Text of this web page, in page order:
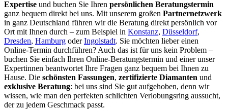
Expertise und buchen Sie Ihren persönlichen Beratungstermin
ganz bequem direkt bei uns. Mit unserem großen Partnernetzwerk
in ganz Deutschland führen wir die Beratung direkt persönlich vor
Ort mit Ihnen durch – zum Beispiel in Konstanz, Düsseldorf,
Dresden, Hamburg oderIngolstadt. Sie möchten lieber einen
Online-Termin durchführen? Auch das ist für uns kein Problem –
buchen Sie einfach Ihren Online-Beratungstermin und einer unser
Expertinnen beantwortet Ihre Fragen ganz bequem bei Ihnen zu
Hause. Die schönsten Fassungen, zertifizierte Diamanten und
exklusive Beratung: bei uns sind Sie gut aufgehoben, denn wir
wissen, wie man den perfekten schlichten Verlobungsring aussucht,
der zu jedem Geschmack passt.